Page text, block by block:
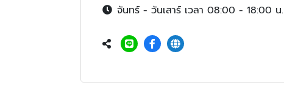
จันทร์ - วันเสาร์ เวลา 08:00 - 18:00 น.